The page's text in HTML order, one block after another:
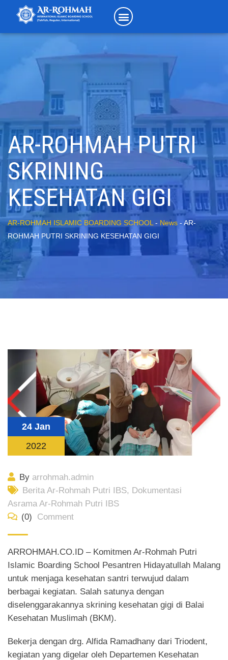
AR-ROHMAH PUTRI
SKRINING
KESEHATAN GIGI
AR-ROHMAH ISLAMIC BOARDING SCHOOL - News - AR-
ROHMAH PUTRI SKRINING KESEHATAN GIGI
24 Jan
2022
By arrohmah.admin
Berita Ar-Rohmah Putri IBS, Dokumentasi
Asrama Ar-Rohmah Putri IBS
(0)
Comment
ARROHMAH.CO.ID – Komitmen Ar-Rohmah Putri
Islamic Boarding School Pesantren Hidayatullah Malang
untuk menjaga kesehatan santri terwujud dalam
berbagai kegiatan. Salah satunya dengan
diselenggarakannya skrining kesehatan gigi di Balai
Kesehatan Muslimah (BKM).
Bekerja dengan drg. Alfida Ramadhany dari Triodent,
kegiatan yang digelar oleh Departemen Kesehatan